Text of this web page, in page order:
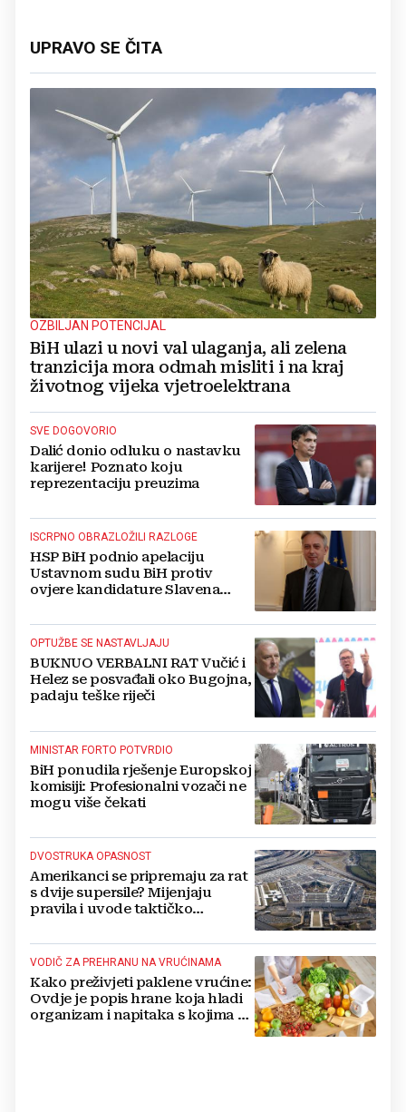
UPRAVO SE ČITA
OZBILJAN POTENCIJAL
BiH ulazi u novi val ulaganja, ali zelena
tranzicija mora odmah misliti i na kraj
životnog vijeka vjetroelektrana
SVE DOGOVORIO
Dalić donio odluku o nastavku
karijere! Poznato koju
reprezentaciju preuzima
ISCRPNO OBRAZLOŽILI RAZLOGE
HSP BiH podnio apelaciju
Ustavnom sudu BiH protiv
ovjere kandidature Slavena
OPTUŽBE SE NASTAVLJAJU
BUKNUO VERBALNI RAT Vučić i
Helez se posvađali oko Bugojna,
padaju teške riječi
MINISTAR FORTO POTVRDIO
BiH ponudila rješenje Europskoj
komisiji: Profesionalni vozači ne
mogu više čekati
DVOSTRUKA OPASNOST
Amerikanci se pripremaju za rat
s dvije supersile? Mijenjaju
pravila i uvode taktičko
VODIČ ZA PREHRANU NA VRUĆINAMA
Kako preživjeti paklene vrućine:
Ovdje je popis hrane koja hladi
organizam i napitaka s kojima si